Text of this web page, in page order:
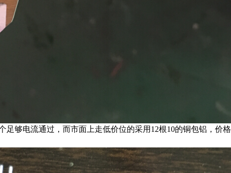
足够电流通过，而市面上走低价位的采用12根10的铜包铝，价格